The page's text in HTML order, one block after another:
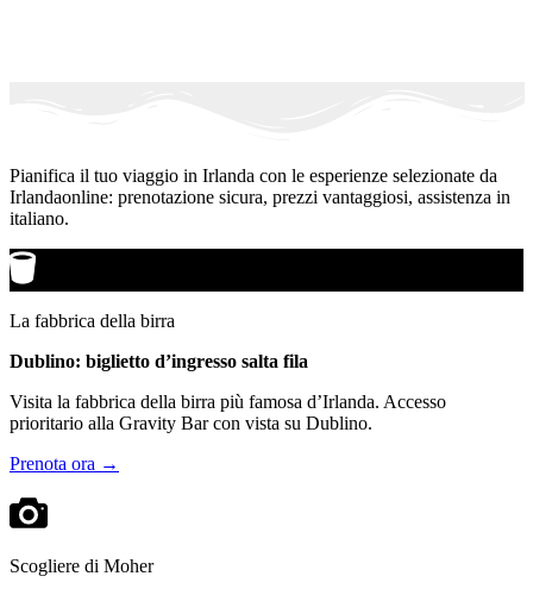
Pianifica il tuo viaggio in Irlanda con le esperienze selezionate da
Irlandaonline: prenotazione sicura, prezzi vantaggiosi, assistenza in
italiano.
La fabbrica della birra
Dublino: biglietto d’ingresso salta fila
Visita la fabbrica della birra più famosa d’Irlanda. Accesso
prioritario alla Gravity Bar con vista su Dublino.
Prenota ora →
Scogliere di Moher